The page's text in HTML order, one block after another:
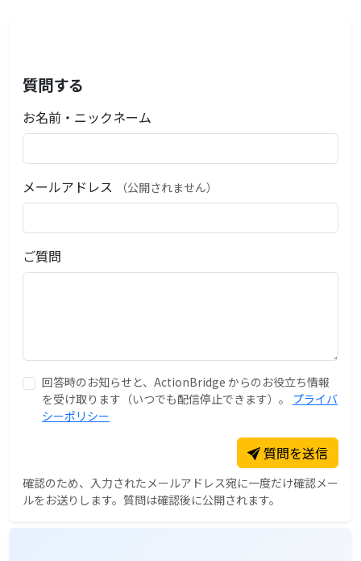
質問する
お名前・ニックネーム
メールアドレス （公開されません）
ご質問
回答時のお知らせと、ActionBridge からのお役立ち情報
を受け取ります（いつでも配信停止できます）。 プライバ
シーポリシー
質問を送信
確認のため、入力されたメールアドレス宛に一度だけ確認メー
ルをお送りします。質問は確認後に公開されます。